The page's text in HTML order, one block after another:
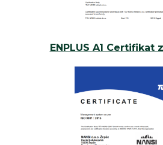
ENPLUS A1 Certifikat